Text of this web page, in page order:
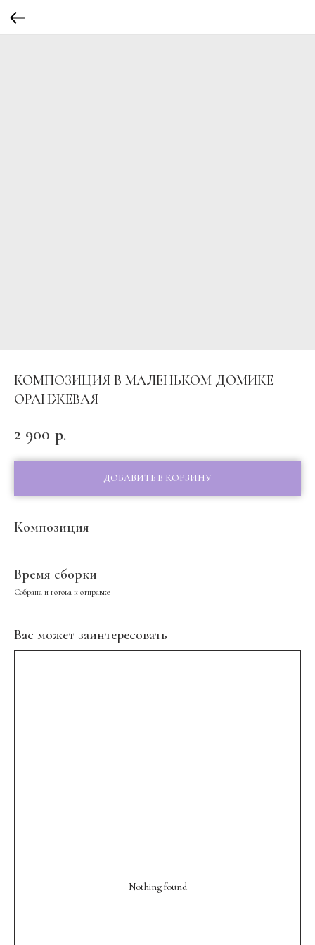
КОМПОЗИЦИЯ В МАЛЕНЬКОМ ДОМИКЕ
ОРАНЖЕВАЯ
2 900 р.
ДОБАВИТЬ В КОРЗИНУ
Композиция
Время сборки
Собрана и готова к отправке
Вас может заинтересовать
Nothing found